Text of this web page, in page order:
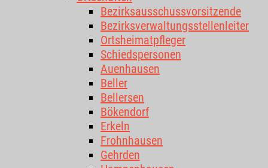
Bezirksausschussvorsitzende
Bezirksverwaltungsstellenleiter
Ortsheimatpfleger
Schiedspersonen
Auenhausen
Beller
Bellersen
Bökendorf
Erkeln
Frohnhausen
Gehrden